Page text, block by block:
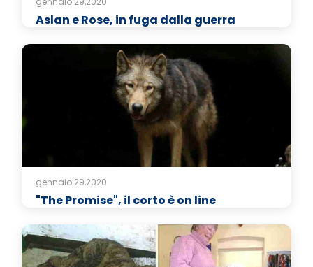
Aslan e Rose, in fuga dalla guerra
gennaio 29,2020
"The Promise", il corto è on line